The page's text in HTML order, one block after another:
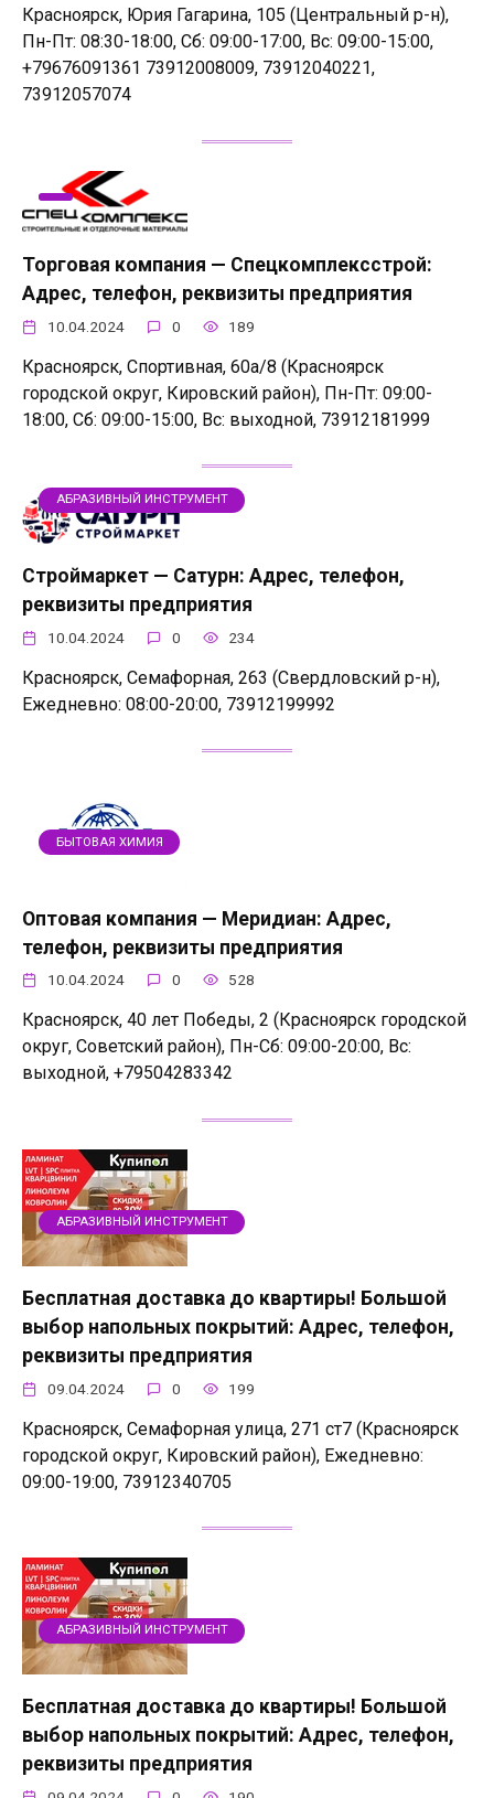
Красноярск, Юрия Гагарина, 105 (Центральный р-н),
Пн-Пт: 08:30-18:00, Сб: 09:00-17:00, Вс: 09:00-15:00,
+79676091361 73912008009, 73912040221,
73912057074
Торговая компания — Спецкомплексстрой:
Адрес, телефон, реквизиты предприятия
10.04.2024 0 189
Красноярск, Спортивная, 60а/8 (Красноярск
городской округ, Кировский район), Пн-Пт: 09:00-
18:00, Сб: 09:00-15:00, Вс: выходной, 73912181999
АБРАЗИВНЫЙ ИНСТРУМЕНТ
Строймаркет — Сатурн: Адрес, телефон,
реквизиты предприятия
10.04.2024 0 234
Красноярск, Семафорная, 263 (Свердловский р-н),
Ежедневно: 08:00-20:00, 73912199992
БЫТОВАЯ ХИМИЯ
Оптовая компания — Меридиан: Адрес,
телефон, реквизиты предприятия
10.04.2024 0 528
Красноярск, 40 лет Победы, 2 (Красноярск городской
округ, Советский район), Пн-Сб: 09:00-20:00, Вс:
выходной, +79504283342
АБРАЗИВНЫЙ ИНСТРУМЕНТ
Бесплатная доставка до квартиры! Большой
выбор напольных покрытий: Адрес, телефон,
реквизиты предприятия
09.04.2024 0 199
Красноярск, Семафорная улица, 271 ст7 (Красноярск
городской округ, Кировский район), Ежедневно:
09:00-19:00, 73912340705
АБРАЗИВНЫЙ ИНСТРУМЕНТ
Бесплатная доставка до квартиры! Большой
выбор напольных покрытий: Адрес, телефон,
реквизиты предприятия